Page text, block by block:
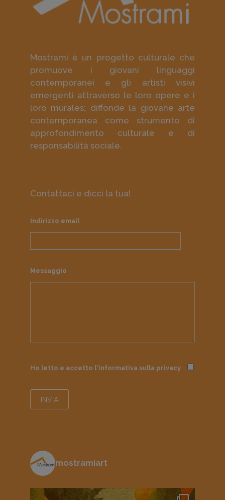
Mostrami è un progetto culturale che
promuove i giovani linguaggi
contemporanei e gli artisti visivi
emergenti attraverso le loro opere e i
loro murales; diffonde la giovane arte
contemporanea come strumento di
approfondimento culturale e di
responsabilità sociale.
Contattaci e dicci la tua!
Indirizzo email
Messaggio
Ho letto e accetto l'informativa sulla privacy
mostramiart